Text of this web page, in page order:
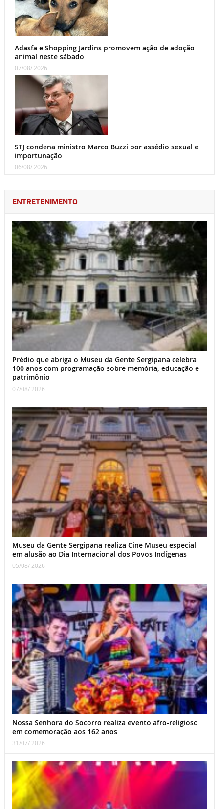
Adasfa e Shopping Jardins promovem ação de adoção
animal neste sábado
07/08/ 2026
STJ condena ministro Marco Buzzi por assédio sexual e
importunação
06/08/ 2026
ENTRETENIMENTO
Prédio que abriga o Museu da Gente Sergipana celebra
100 anos com programação sobre memória, educação e
patrimônio
07/08/ 2026
Museu da Gente Sergipana realiza Cine Museu especial
em alusão ao Dia Internacional dos Povos Indígenas
05/08/ 2026
Nossa Senhora do Socorro realiza evento afro-religioso
em comemoração aos 162 anos
31/07/ 2026